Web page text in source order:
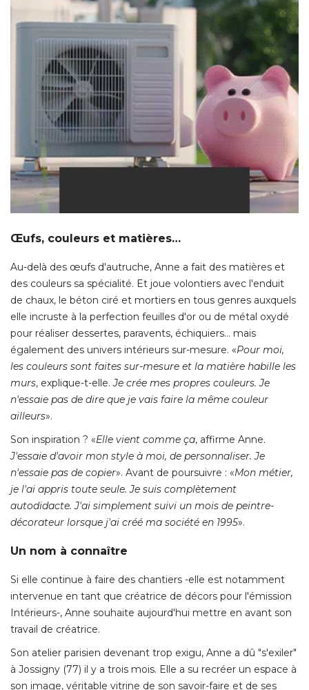
Œufs, couleurs et matières…
Au-delà des œufs d'autruche, Anne a fait des matières et
des couleurs sa spécialité. Et joue volontiers avec l'enduit
de chaux, le béton ciré et mortiers en tous genres auxquels
elle incruste à la perfection feuilles d'or ou de métal oxydé
pour réaliser dessertes, paravents, échiquiers… mais
également des univers intérieurs sur-mesure. «Pour moi,
les couleurs sont faites sur-mesure et la matière habille les
murs, explique-t-elle. Je crée mes propres couleurs. Je
n'essaie pas de dire que je vais faire la même couleur
ailleurs».
Son inspiration ? «Elle vient comme ça, affirme Anne.
J'essaie d'avoir mon style à moi, de personnaliser. Je
n'essaie pas de copier». Avant de poursuivre : «Mon métier,
je l'ai appris toute seule. Je suis complètement
autodidacte. J'ai simplement suivi un mois de peintre-
décorateur lorsque j'ai créé ma société en 1995».
Un nom à connaître
Si elle continue à faire des chantiers -elle est notamment
intervenue en tant que créatrice de décors pour l'émission
Intérieurs-, Anne souhaite aujourd'hui mettre en avant son
travail de créatrice.
Son atelier parisien devenant trop exigu, Anne a dû "s'exiler"
à Jossigny (77) il y a trois mois. Elle a su recréer un espace à
son image, véritable vitrine de son savoir-faire et de ses